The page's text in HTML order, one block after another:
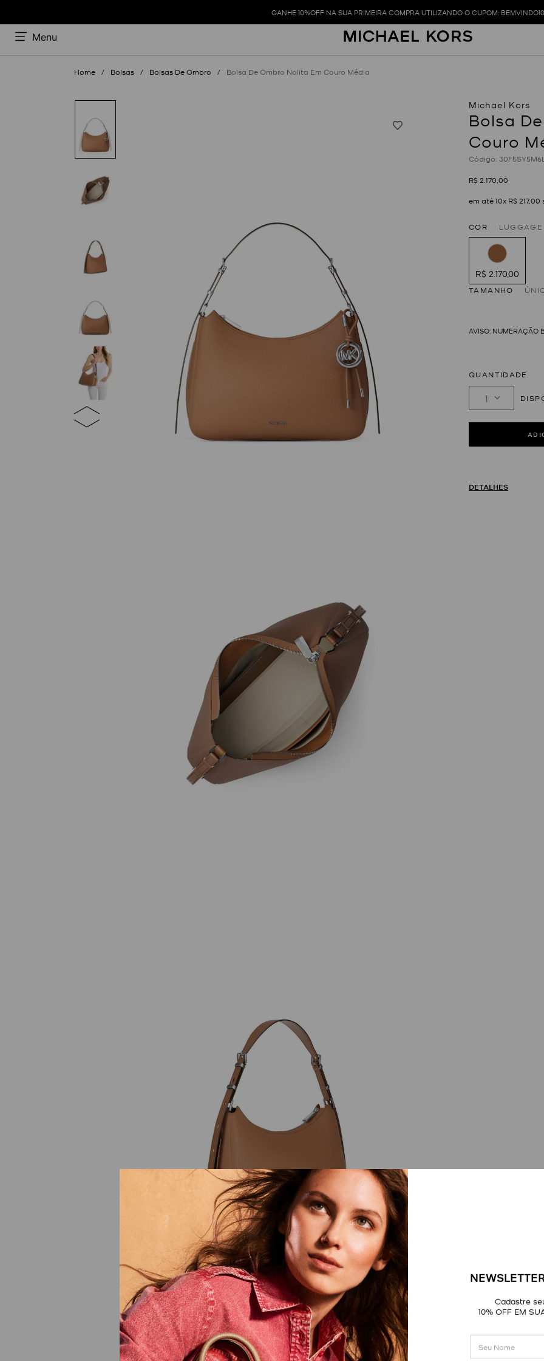
Cadastre
10% OFF EM
GANHE 10%OFF NA SUA PRIMEIRA COMPRA UTILIZANDO O CUPOM: BEMVINDO10
Menu
Bolsas Bolsas De Ombro Bolsa De Ombro Nolita Em Couro Média
Bolsa
Couro
:
R$ 2 170 00
em até10x R$ 217,00
COR LUGGAGE
R$ 2.170,00
TAMANHO
QUANTIDADE
1
DETALHES